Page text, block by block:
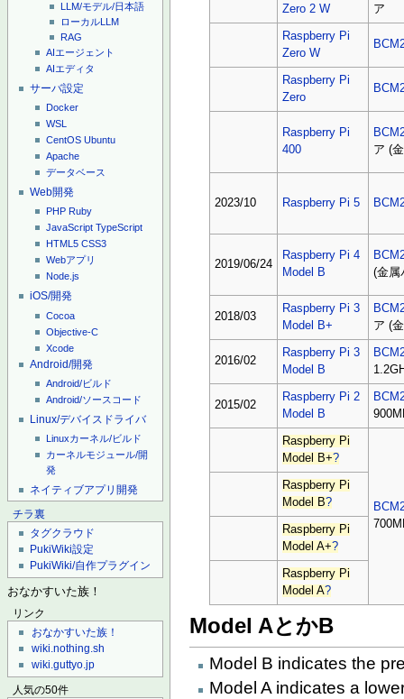
LLM/モデル/日本語
ローカルLLM
RAG
AIエージェント
AIエディタ
サーバ設定
Docker
WSL
CentOS Ubuntu
Apache
データベース
Web開発
PHP Ruby
JavaScript TypeScript
HTML5 CSS3
Webアプリ
Node.js
iOS/開発
Cocoa
Objective-C
Xcode
Android/開発
Android/ビルド
Android/ソースコード
Linux/デバイスドライバ
Linuxカーネル/ビルド
カーネルモジュール/開
発
ネイティブアプリ開発
チラ裏
タグクラウド
PukiWiki設定
PukiWiki/自作プラグイン
おなかすいた族！
リンク
おなかすいた族！
wiki.nothing.sh
wiki.guttyo.jp
人気の50件
Zero 2 W
ア
Raspberry Pi
Zero W
Raspberry Pi
Zero
Raspberry Pi
400
ア (
2023/10 Raspberry Pi 5
2019/06/24
Raspberry Pi 4
Model B
(金属
2018/03
Raspberry Pi 3
Model B+
ア (
2016/02
Raspberry Pi 3
Model B
2015/02
Raspberry Pi 2
Model B
Raspberry Pi
Model B+?
Raspberry Pi
Model B?
Raspberry Pi
Model A+?
Raspberry Pi
Model A?
Model AとかB
Model B indicates the
Model A indicates a